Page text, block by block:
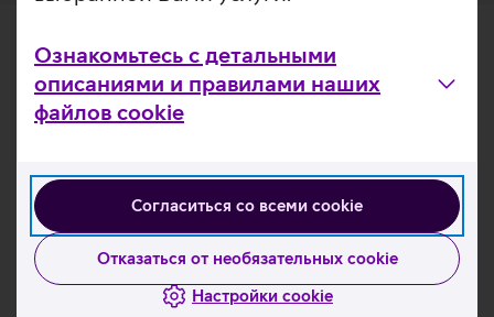
Ознакомьтесь с детальными
описаниями и правилами наших
файлов cookie
Согласиться со всеми cookie
Отказаться от необязательных cookie
Настройки cookie